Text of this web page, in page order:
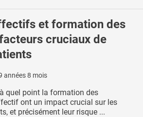
et formation des
cruciaux de
années 8 mois
quel point la formation des
ont un impact crucial sur les
et précisément leur risque ...